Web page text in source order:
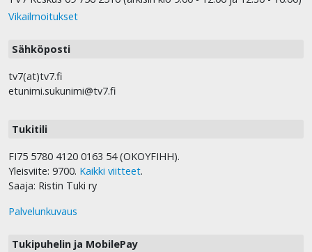
Vikailmoitukset
Sähköposti
tv7(at)tv7.fi
etunimi.sukunimi@tv7.fi
Tukitili
FI75 5780 4120 0163 54 (OKOYFIHH).
Yleisviite: 9700. Kaikki viitteet.
Saaja: Ristin Tuki ry
Palvelunkuvaus
Tukipuhelin ja MobilePay